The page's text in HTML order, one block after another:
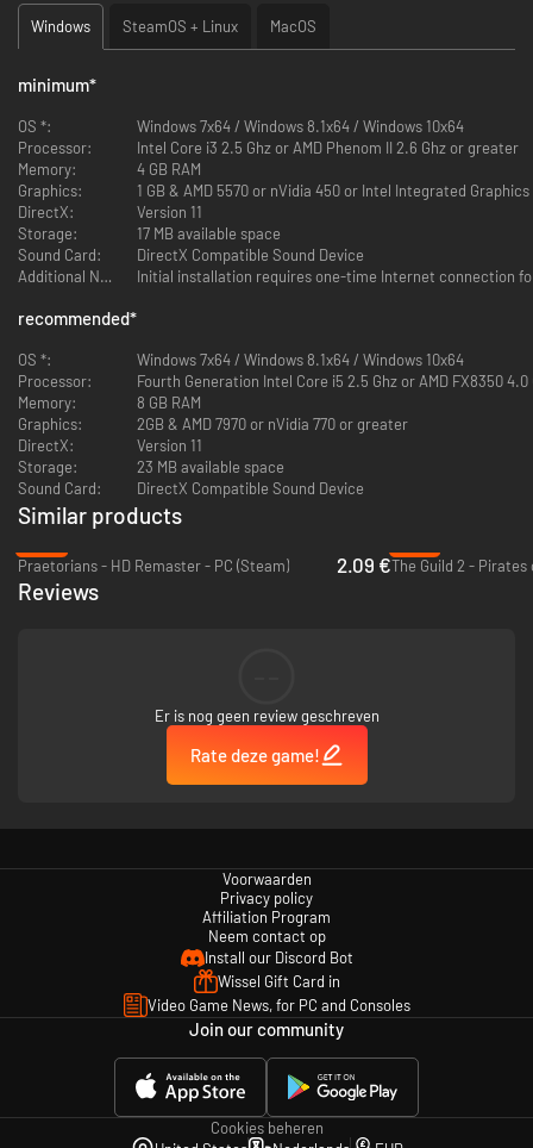
De religie van Byzantium wordt verspreid wanneer een vijandelijke
eenheid is verslagen. Steden met heilige plaatsen verdienen extra
grootse-profeet-punten.
Unieke Leider-eigenschap: de vaardigheid 'Porphyrogénnētos' van
Basileios laat zware en lichte cavalerie-eenheden toe die veel
schade aanrichten op steden die dezelfde religie hebben als het
Byzantijnse Rijk. Basileios traint de unieke eenheid tagma wanneer
de civic 'Divine Right' is ontdekt.
Unieke eenheden: het Byzantijnse Rijk bevat twee unieke eenheden.
De dromon vervangt de quadrireem, heeft een groter bereik en
ontvangt extra gevechtskracht tegen eenheden.
De tagma vervangt de ridder en levert nabijgelegen landeenheden
extra gevechtskracht of religieuze kracht op.
Uniek district: de Hippodrome vervangt het entertainmentcomplex,
is goedkoper om te bouwen en levert aanvullende voorzieningen op.
de bijbehorende gebouwen zijn geplaatst.
Bevat ook de beschaving Gallië met Ambiorix, de unieke eenheid
Gaesatae en het unieke district Oppidum.
Unieke beschaving-vaardigheid: met de vaardigheid 'Hallstatt
Culture' leveren mijnen een kleine aangrenzingsbonus op voor alle
districten, evenals een cultuurbomeffect op onbeheerd territorium.
De vaardigheid levert ook extra cultuur op. Gespecialiseerde
districten kunnen niet direct naast het centrum worden gebouwd en
ontvangen ook geen aangrenzingsbonus van andere districten.
Unieke eenheid: de Gaesatae vervangt de Warrior. Hij is duurder om
te trainen, maar levert wel extra gevechtskracht op bij de strijd
tegen sterkere eenheden en de verdediging van districten.
Uniek district: de Oppidum is goedkoper en eerder beschikbaar dan
groeven en strategische grondstoffen.
Nieuw speltype 'Dramatic Ages' (Je hebt uitbreidingsbundel Civilization VI
nodig om het nieuwe speltype te kunnen spelen)
Een optioneel, gespecialiseerd speltype met exclusieve
veranderingen van de regels:
betreden beschavingen altijd een duister of een gouden tijdperk,
dat krachtiger is dan ooit tevoren en het normale tijdperk vervangt.
Nieuwe beleidsvoeringen: spelers krijgen toegang tot speciale
sociale beleidsvoeringen in plaats van toewijdingen, inclusief nieuwe
Windows SteamOS + Linux MacOS
minimum*
OS *:
Windows 7x64 / Windows 8.1x64 / Windows 10x64
Processor:
Intel Core i3 2.5 Ghz or AMD Phenom II 2.6 Ghz or greater
Memory:
4 GB RAM
Graphics:
1 GB & AMD 5570 or nVidia 450 or Intel Integrated Graphics
DirectX:
Version 11
Storage:
17 MB available space
Sound Card:
DirectX Compatible Sound Device
Additional Notes:
recommended*
OS *:
Windows 7x64 / Windows 8.1x64 / Windows 10x64
Processor:
Fourth Generation Intel Core i5 2.5 Ghz or AMD FX8350
Memory:
8 GB RAM
Graphics:
2GB & AMD 7970 or nVidia 770 or greater
DirectX:
Version 11
Storage:
23 MB available space
Sound Card:
DirectX Compatible Sound Device
Similar products
Praetorians - HD Remaster - PC (Steam)
2.09 €
Reviews
Er is nog geen review geschreven
Rate deze game!
Voorwaarden
Privacy policy
Affiliation Program
Neem contact op
Install our Discord Bot
Wissel Gift Card in
Video Game News, for PC and Consoles
Join our community
Cookies beheren